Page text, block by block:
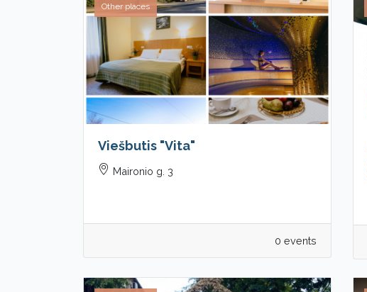
Other places
Viešbutis "Vita"
Maironio g. 3
0 events